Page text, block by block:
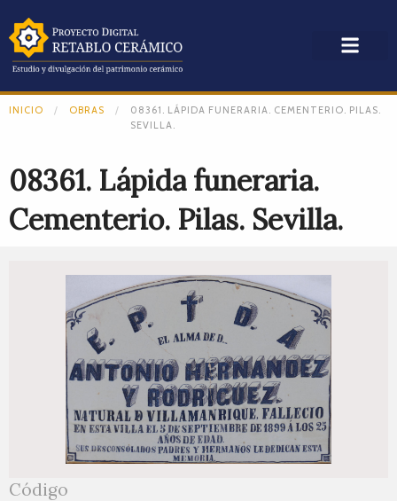
INICIO OBRAS
08361. LÁPIDA FUNERARIA. CEMENTERIO. PILAS.
SEVILLA.
08361. Lápida funeraria.
Cementerio. Pilas. Sevilla.
Código